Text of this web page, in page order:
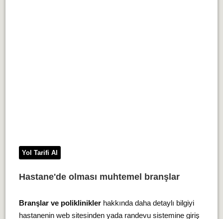
Yol Tarifi Al
Hastane'de olması muhtemel branşlar
Branşlar ve polikliniklerhakkında daha detaylı bilgiyi
hastanenin web sitesinden yada randevu sistemine giriş